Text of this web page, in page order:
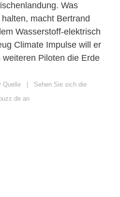
Was
macht Bertrand
Wasserstoff-elektrisch
Climate Impulse will er
Piloten die Erde
Quelle
Sehen Sie sich die
an